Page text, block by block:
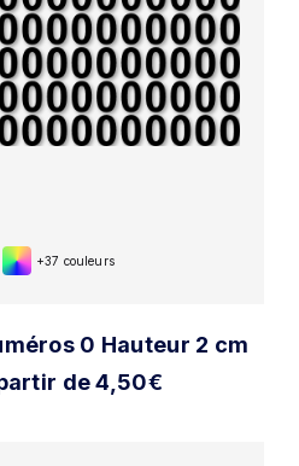
+37 couleurs
0 Hauteur 2 cm
de 4,50€